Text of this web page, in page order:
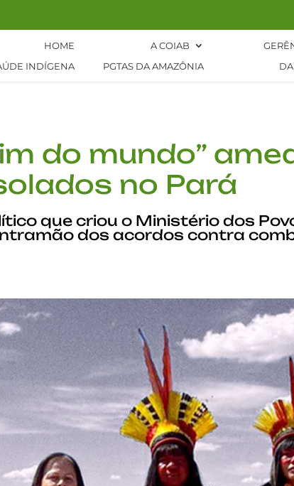
HOME A COIAB
INDÍGENA
PGTAS DA AMAZÔNIA
do mundo”
no Pará
que criou o Ministério dos
dos acordos contra